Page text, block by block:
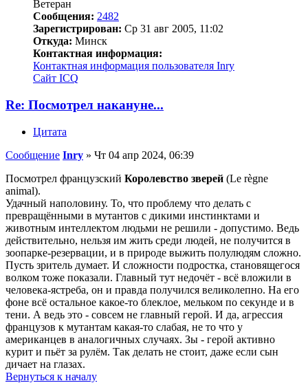
Ветеран
Сообщения: 2482
Зарегистрирован: Ср 31 авг 2005, 11:02
Откуда: Минск
Контактная информация:
Контактная информация пользователя Inry
Сайт ICQ
Re: Посмотрел накануне...
Цитата
Сообщение Inry » Чт 04 апр 2024, 06:39
Посмотрел французский Королевство зверей (Le règne
animal).
Удачный наполовину. То, что проблему что делать с
превращёнными в мутантов с дикими инстинктами и
животным интеллектом людьми не решили - допустимо. Ведь
действительно, нельзя им жить среди людей, не получится в
зоопарке-резервации, и в природе выжить полулюдям сложно.
Пусть зритель думает. И сложности подростка, становящегося
волком тоже показали. Главный тут недочёт - всё вложили в
человека-ястреба, он и правда получился великолепно. На его
фоне всё остальное какое-то блеклое, мельком по секунде и в
тени. А ведь это - совсем не главный герой. И да, агрессия
французов к мутантам какая-то слабая, не то что у
американцев в аналогичных случаях. Зы - герой активно
курит и пьёт за рулём. Так делать не стоит, даже если сын
дичает на глазах.
Вернуться к началу